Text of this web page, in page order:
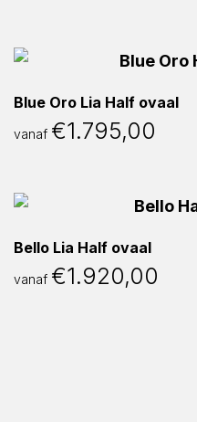
Blue Oro Lia Half ovaal
vanaf €1.795,00
Bello Lia Half ovaal
vanaf €1.920,00